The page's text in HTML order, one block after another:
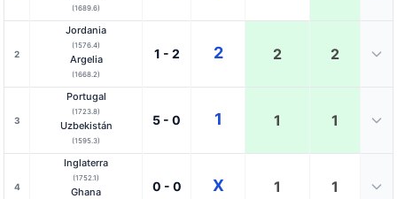
(1689.6)
2
Jordania
(1576.4)
Argelia
(1668.2)
1 - 2 2 2 2
3
Portugal
(1723.8)
Uzbekistán
(1595.3)
5 - 0 1 1 1
4
Inglaterra
(1752.1)
Ghana 0 - 0 X 1 1